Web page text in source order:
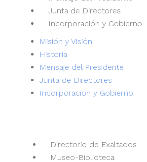
Junta de Directores
Incorporación y Gobierno
Misión y Visión
Historia
Mensaje del Presidente
Junta de Directores
Incorporación y Gobierno
Directorio de Exaltados
Museo-Biblioteca